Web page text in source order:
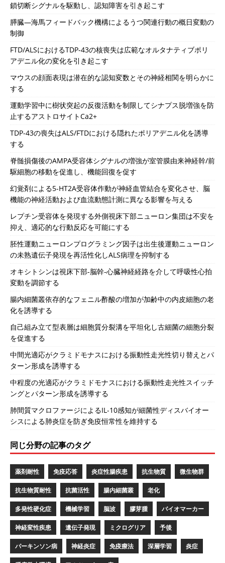
鎖切断シグナルを駆動し、認知障害を引き起こす
膵臓―海馬フィードバック機構によるうつ関連行動の概日変動の
制御
FTD/ALSにおけるTDP-43の核喪失は広範なオルタナティブポリ
アデニル化の変化を引き起こす
マウスの顔面表現は潜在的な認知変数とその神経相関を明らかに
する
運動学習中に樹状突起の反復活動を制限してシナプス脱増強を防
止するアストロサイトCa2+
TDP-43の喪失はALS/FTDにおける隠れたポリアデニル化を誘導
する
脊髄損傷後のAMPA受容体シグナルの増強が室管膜由来神経幹/前
駆細胞の移動を促進し、機能回復を促す
幻覚剤による5-HT2A受容体作動が神経血管結合を変化させ、脳
機能の神経活動および血流動態計測に異なる影響を与える
レプチン受容体を発現する外側視床下部ニューロン集団は不安を
抑え、適応的な行動反応を可能にする
胚性運動ニューロンプログラミング因子は出生後運動ニューロン
の未熟遺伝子発現を再活性化しALS病理を抑制する
オキシトシンは視床下部‐脳幹‐心臓神経経路を介して呼吸性心拍
変動を調節する
腸内細菌叢依存的なフェニル酢酸の増加が加齢中の内皮細胞の老
化を誘導する
自己組み立て型表層は細胞質分裂溝を平坦化し古細菌の細胞分裂
を促進する
中間光適応がクラミドモナスにおける振動性走光性切り替えとパ
ターン形成を誘導する
中程度の光適応がクラミドモナスにおける振動性走光性スイッチ
ングとパターン形成を誘導する
肺間質マクロファージによるIL-10感知が細菌性ディスバイオー
シスによる肺炎症を防ぎ免疫恒常性を維持する
同じ分野の記事のタグ
薬剤耐性 免疫応答 炎症性腸疾患 抗生物質 微生物群
抗生物質耐性 抗菌活性 腸内細菌叢 老化
多発性硬化症 機械学習 脳波 膠芽腫 バイオマーカー
神経変性疾患 遺伝子発現 ミクログリア 予後
パーキンソン病 神経炎症 免疫療法 深層学習 炎症